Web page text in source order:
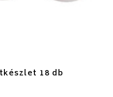
18 db